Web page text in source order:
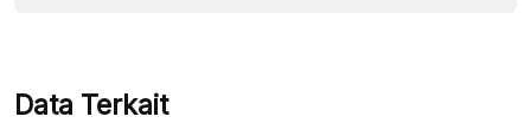
Data Terkait